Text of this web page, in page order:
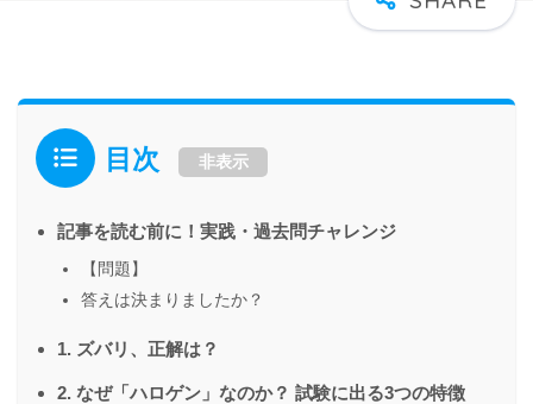
目次 非表示
記事を読む前に！実践・過去問チャレンジ
【問題】
答えは決まりましたか？
1. ズバリ、正解は？
2. なぜ「ハロゲン」なのか？ 試験に出る3つの特徴